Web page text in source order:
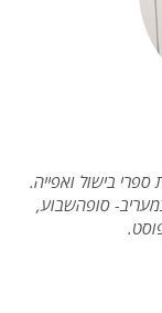
בישול ואפייה.
סופהשבוע,